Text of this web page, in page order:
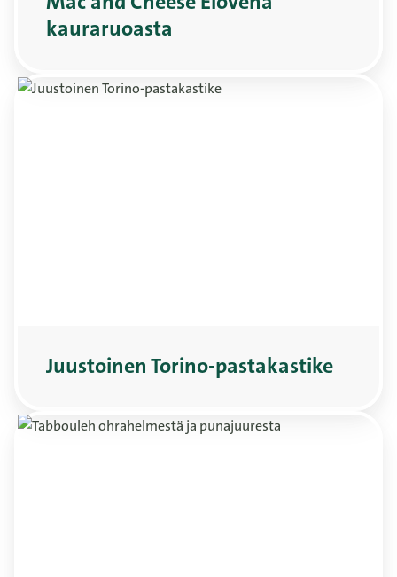
kauraruoasta
Juustoinen Torino-pastakastike